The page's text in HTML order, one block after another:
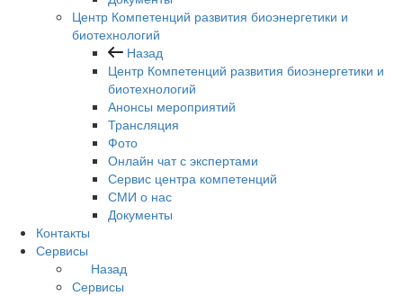
Центр Компетенций развития биоэнергетики и
биотехнологий
Назад
Центр Компетенций развития биоэнергетики и
биотехнологий
Анонсы мероприятий
Трансляция
Фото
Онлайн чат с экспертами
Сервис центра компетенций
СМИ о нас
Документы
Контакты
Сервисы
Назад
Сервисы